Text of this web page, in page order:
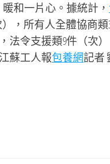
和一片心。據統計，
，所有人全體協商
法令支援類9件（次
江蘇工人報包養網記者